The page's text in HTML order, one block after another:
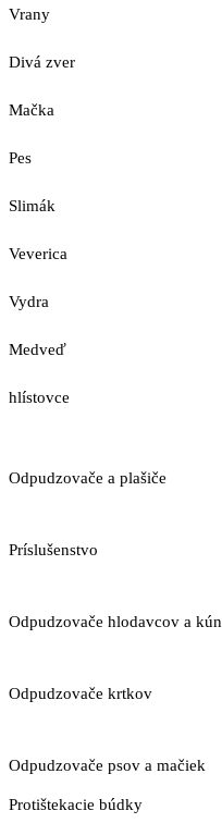
Vrany
Divá zver
Mačka
Pes
Slimák
Veverica
Vydra
Medveď
hlístovce
Odpudzovače a plašiče
Príslušenstvo
Odpudzovače hlodavcov a kún
Odpudzovače krtkov
Odpudzovače psov a mačiek
Protištekacie búdky